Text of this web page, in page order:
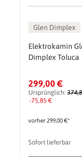
Glen Dimplex
Elektrokamin
Dimplex Toluca
299,00 €
Ursprünglich:
-75,85 €
vorher 299,00 €*
Sofort lieferbar